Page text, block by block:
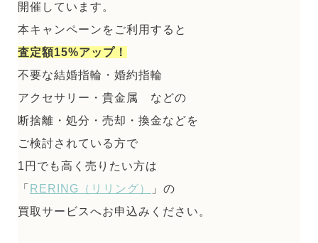
開催しています。
本キャンペーンをご利用すると
査定額15%アップ！
不要な結婚指輪・婚約指輪
アクセサリー・貴金属 などの
断捨離・処分・売却・換金などを
ご検討されている方で
1円でも高く売りたい方は
「 RERING（リリング）
」の
買取サービスへお申込みください。